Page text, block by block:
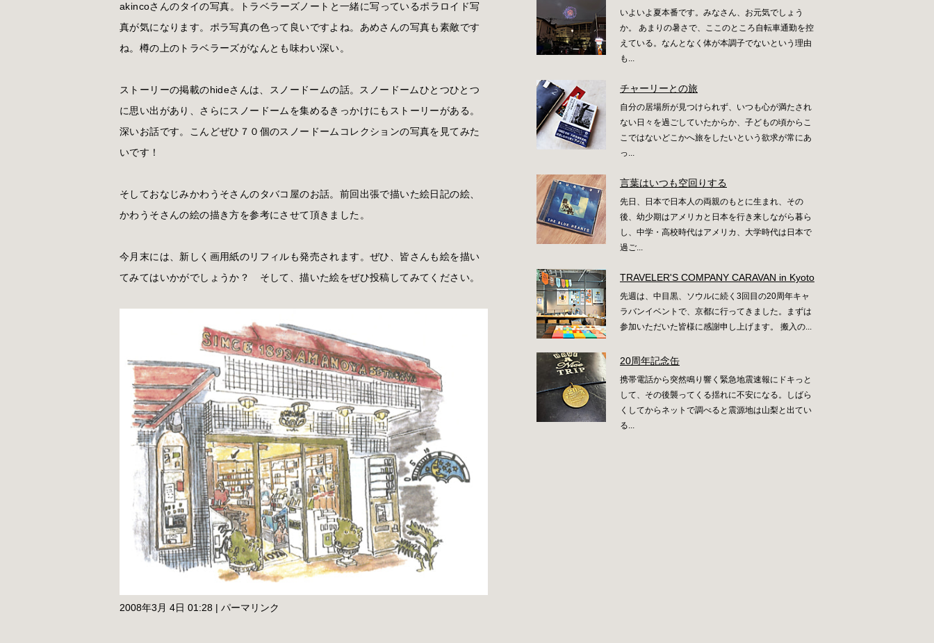
akincoさんのタイの写真。トラベラーズノートと一緒に写っているポラロイド写
真が気になります。ポラ写真の色って良いですよね。あめさんの写真も素敵です
ね。樽の上のトラベラーズがなんとも味わい深い。
ストーリーの掲載のhideさんは、スノードームの話。スノードームひとつひとつ
に思い出があり、さらにスノードームを集めるきっかけにもストーリーがある。
深いお話です。こんどぜひ７０個のスノードームコレクションの写真を見てみた
いです！
そしておなじみかわうそさんのタバコ屋のお話。前回出張で描いた絵日記の絵、
かわうそさんの絵の描き方を参考にさせて頂きました。
今月末には、新しく画用紙のリフィルも発売されます。ぜひ、皆さんも絵を描い
てみてはいかがでしょうか？ そして、描いた絵をぜひ投稿してみてください。
2008年3月 4日 01:28 | パーマリンク
いよいよ夏本番です。みなさん、お元気でしょう
か。 あまりの暑さで、ここのところ自転車通勤を控
えている。なんとなく体が本調子でないという理由
も...
チャーリーとの旅
自分の居場所が見つけられず、いつも心が満たされ
ない日々を過ごしていたからか、子どもの頃からこ
こではないどこかへ旅をしたいという欲求が常にあ
っ...
言葉はいつも空回りする
先日、日本で日本人の両親のもとに生まれ、その
後、幼少期はアメリカと日本を行き来しながら暮ら
し、中学・高校時代はアメリカ、大学時代は日本で
過ご...
TRAVELER'S COMPANY CARAVAN in Kyoto
先週は、中目黒、ソウルに続く3回目の20周年キャ
ラバンイベントで、京都に行ってきました。まずは
参加いただいた皆様に感謝申し上げます。 搬入の...
20周年記念缶
携帯電話から突然鳴り響く緊急地震速報にドキっと
して、その後襲ってくる揺れに不安になる。しばら
くしてからネットで調べると震源地は山梨と出てい
る...